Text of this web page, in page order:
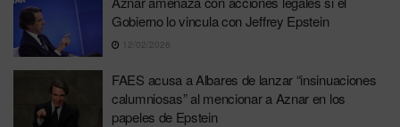
Gobierno lo vincula con Jeffrey Epstein
12/02/2026
FAES acusa a Albares de lanzar “insinuaciones
calumniosas” al mencionar a Aznar en los
papeles de Epstein